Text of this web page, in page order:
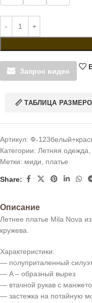
Запрос видео
ТАБЛИЦА
Артикул: Ф-
Категории: Летняя одежда,
Метки: миди, платье
Share:
Описание
Летнее платье Mila Nova
кружева.
Характеристики:
— полуприталенный
— A – образный вырез
— втачной рукав с
— застежка на потайную